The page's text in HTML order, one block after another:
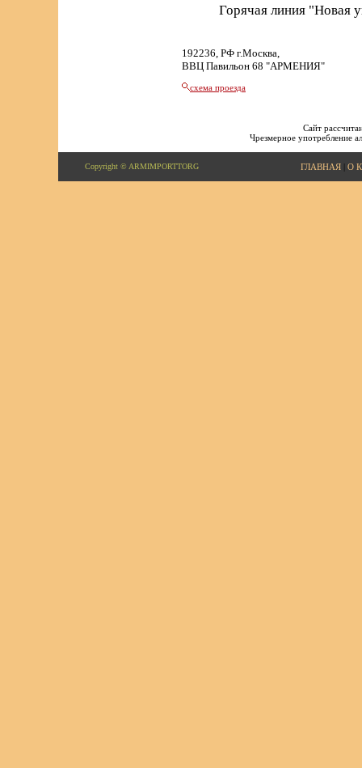
Горячая линия "Новая
192236, РФ г.Москва,
ВВЦ Павильон 68 "АРМЕНИЯ"
схема проезда
Сайт
Чрезмерное употребление
Copyright © ARMIMPORTTORG ГЛАВНАЯ| О